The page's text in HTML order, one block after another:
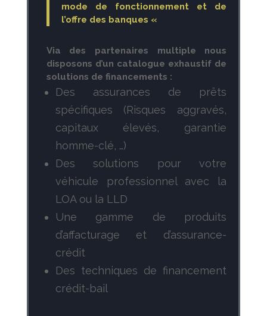
mode de fonctionnement et de
l’offre des banques «
Via des partenaires multiple nous
disposons d’un catalogue exhaustif de
solutions de financements :
Des assurances de prêts
spécifiques (Risques aggravés,
capitaux élevés, garantie
homme-clé, …)
Des solutions pour votre
véhicule professionnel avec la
LOA ou la LLD
Une gamme de produits
d’affacturage et d’assurance-
crédit
Des techniques de financement
crédit-bail